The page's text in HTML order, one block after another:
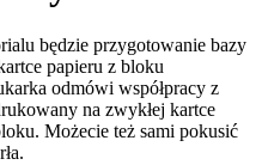
będzie przygotowanie bazy
papieru z bloku
odmówi współpracy z
na zwykłej kartce
Możecie też sami pokusić